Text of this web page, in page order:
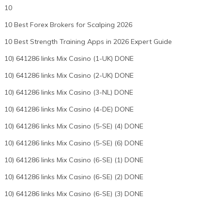
10
10 Best Forex Brokers for Scalping 2026
10 Best Strength Training Apps in 2026 Expert Guide
10) 641286 links Mix Casino (1-UK) DONE
10) 641286 links Mix Casino (2-UK) DONE
10) 641286 links Mix Casino (3-NL) DONE
10) 641286 links Mix Casino (4-DE) DONE
10) 641286 links Mix Casino (5-SE) (4) DONE
10) 641286 links Mix Casino (5-SE) (6) DONE
10) 641286 links Mix Casino (6-SE) (1) DONE
10) 641286 links Mix Casino (6-SE) (2) DONE
10) 641286 links Mix Casino (6-SE) (3) DONE